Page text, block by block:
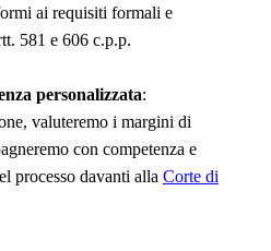
ai requisiti formali e
581 e 606 c.p.p.
personalizzata:
valuteremo i margini di
con competenza e
processo davanti alla Corte di